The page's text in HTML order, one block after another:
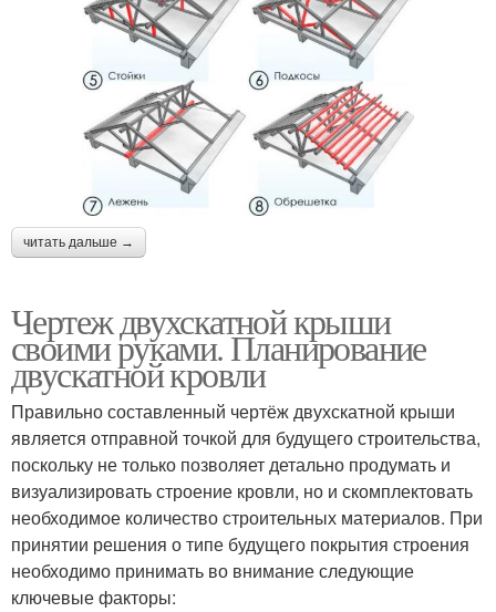
читать дальше →
Чертеж двухскатной крыши
своими руками. Планирование
двускатной кровли
Правильно составленный чертёж двухскатной крыши
является отправной точкой для будущего строительства,
поскольку не только позволяет детально продумать и
визуализировать строение кровли, но и скомплектовать
необходимое количество строительных материалов. При
принятии решения о типе будущего покрытия строения
необходимо принимать во внимание следующие
ключевые факторы: